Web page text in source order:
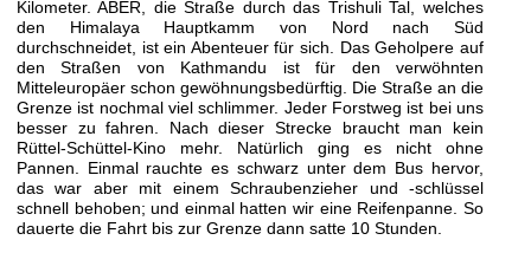
Kilometer. ABER, die Straße durch das Trishuli Tal, welches
den Himalaya Hauptkamm von Nord nach Süd
durchschneidet, ist ein Abenteuer für sich. Das Geholpere auf
den Straßen von Kathmandu ist für den verwöhnten
Mitteleuropäer schon gewöhnungsbedürftig. Die Straße an die
Grenze ist nochmal viel schlimmer. Jeder Forstweg ist bei uns
besser zu fahren. Nach dieser Strecke braucht man kein
Rüttel-Schüttel-Kino mehr. Natürlich ging es nicht ohne
Pannen. Einmal rauchte es schwarz unter dem Bus hervor,
das war aber mit einem Schraubenzieher und -schlüssel
schnell behoben; und einmal hatten wir eine Reifenpanne. So
dauerte die Fahrt bis zur Grenze dann satte 10 Stunden.